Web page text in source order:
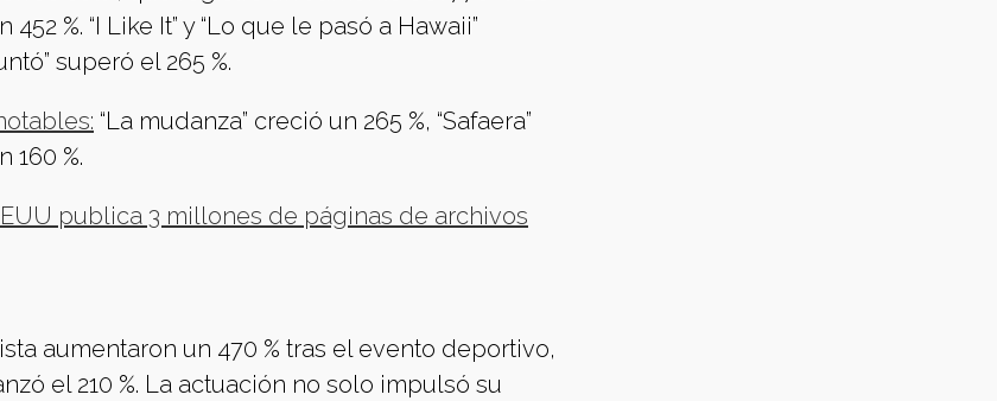
452 %. “I Like It” y “Lo que le pasó a Hawaii”
superó el 265 %.
“La mudanza” creció un 265 %, “Safaera”
160 %.
publica 3 millones de páginas de archivos
aumentaron un 470 % tras el evento deportivo,
el 210 %. La actuación no solo impulsó su